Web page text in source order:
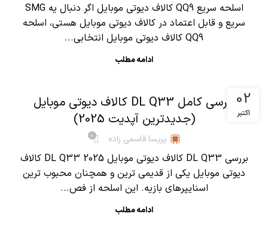
اسلحه سریع QQ9 کالاف دیوتی موبایل اگر دنبال یه SMG
سریع و قابل اعتماد در کالاف دیوتی موبایل هستی، اسلحه
QQ9 کالاف دیوتی موبایل انتخابی...
ادامه مطلب
02
اکتبر
بررسی کامل DL Q33 کالاف دیوتی موبایل
(جدیدترین آپدیت 2025)
پریسا قاسمی زاده 0
بررسی DL Q33 کالاف دیوتی موبایل 2025 DL Q33 کالاف
دیوتی موبایل یکی از قدیمی ترین و همچنان محبوب ترین
اسنایپرهای بازیه. این اسلحه از فص...
ادامه مطلب